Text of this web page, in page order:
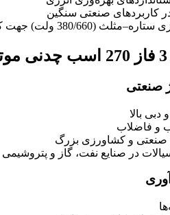
صنعتی سنگین
ولت) جهت کاهش جریان راه‌اندازی
صنعتی
بالا
و فاضلاب
صنعتی و کشاورزی بزرگ
در صنایع نفت، گاز و پتروشیمی